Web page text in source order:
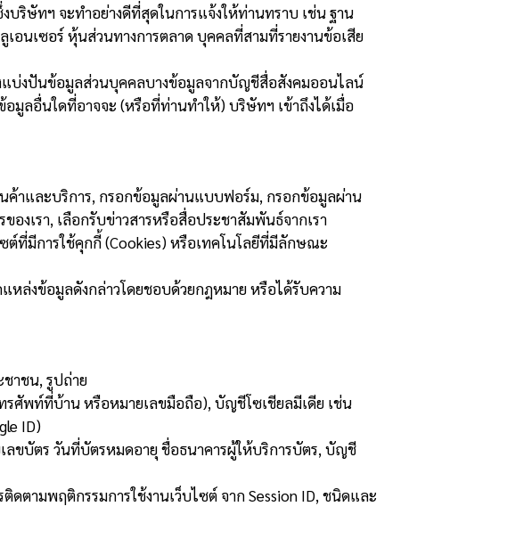
ริษัทฯ จะทำอย่างดีที่สุดในการแจ้งให้ท่านทราบ เช่น ฐาน
นเซอร์ หุ้นส่วนทางการตลาด บุคคลที่สามที่รายงานข้อเสีย
บ่งปันข้อมูลส่วนบุคคลบางข้อมูลจากบัญชีสื่อสังคมออนไลน์
ลอื่นใดที่อาจจะ (หรือที่ท่านทำให้) บริษัทฯ เข้าถึงได้เมื่อ
ค้าและบริการ, กรอกข้อมูลผ่านแบบฟอร์ม, กรอกข้อมูลผ่าน
งเรา, เลือกรับข่าวสารหรือสื่อประชาสัมพันธ์จากเรา
ต์ที่มีการใช้คุกกี้ (Cookies) หรือเทคโนโลยีที่มีลักษณะ
แหล่งข้อมูลดังกล่าวโดยชอบด้วยกฎหมาย หรือได้รับความ
ชาชน, รูปถ่าย
ศัพท์ที่บ้าน หรือหมายเลขมือถือ), บัญชีโซเชียลมีเดีย เช่น
ID)
ขบัตร วันที่บัตรหมดอายุ ชื่อธนาคารผู้ให้บริการบัตร, บัญชี
ดตามพฤติกรรมการใช้งานเว็บไซต์ จาก Session ID, ชนิดและ